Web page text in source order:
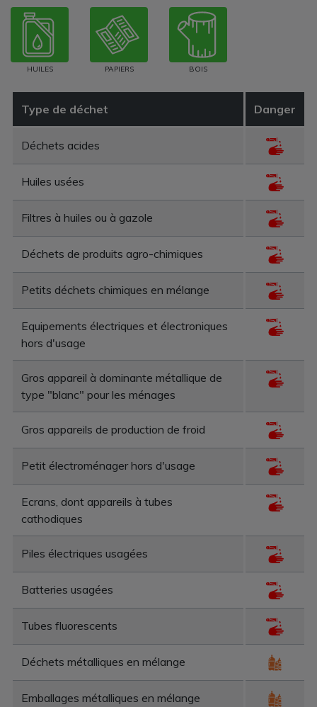
HUILES PAPIERS BOIS
Type de déchet Danger
Déchets acides
Huiles usées
Filtres à huiles ou à gazole
Déchets de produits agro-chimiques
Petits déchets chimiques en mélange
Equipements électriques et électroniques
hors d'usage
Gros appareil à dominante métallique de
type "blanc" pour les ménages
Gros appareils de production de froid
Petit électroménager hors d'usage
Ecrans, dont appareils à tubes
cathodiques
Piles électriques usagées
Batteries usagées
Tubes fluorescents
Déchets métalliques en mélange
Emballages métalliques en mélange